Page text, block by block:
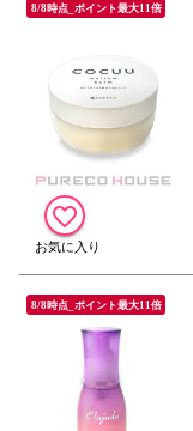
8/8時点_ポイント最大11倍
8/8時点_ポイント最大11倍